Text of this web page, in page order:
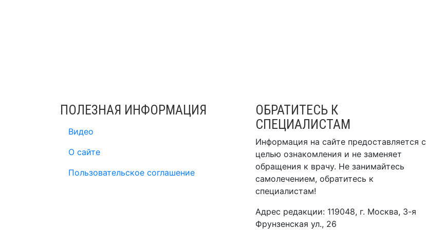
ПОЛЕЗНАЯ ИНФОРМАЦИЯ
Видео
О сайте
Пользовательское соглашение
ОБРАТИТЕСЬ К
СПЕЦИАЛИСТАМ
Информация на сайте предоставляется с
целью ознакомления и не заменяет
обращения к врачу. Не занимайтесь
самолечением, обратитесь к
специалистам!
Адрес редакции: 119048, г. Москва, 3-я
Фрунзенская ул., 26